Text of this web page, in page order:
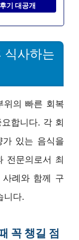
기 대공개
식사하는
위의 빠른 회복
합니다. 각 회
있는 음식을
전문의로서 최
례와 함께 구
니다.
꼭 챙길 점